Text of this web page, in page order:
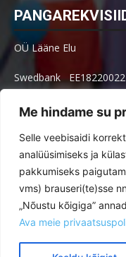
Me hindame su
Selle veebisaidi
analüüsimiseks ja
pakkumiseks
vms) brauseri(te)sse
„Nõustu kõigiga”
Ava meie
OÜ Lääne Elu
Swedbank
SEB
Arve küsimused:
Reklaamimõõdud ja -